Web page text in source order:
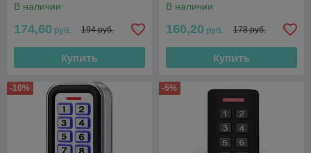
В наличии
174,60 руб. 194 руб.
Купить
В наличии
160,20 руб. 178 руб.
Купить
-10% -5%